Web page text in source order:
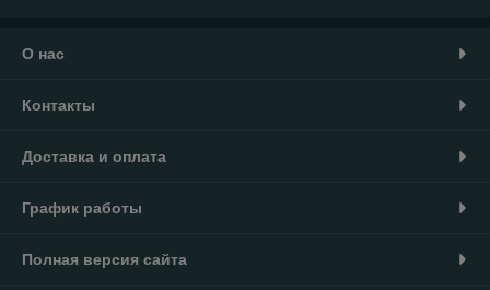
О нас
Контакты
Доставка и оплата
График работы
Полная версия сайта